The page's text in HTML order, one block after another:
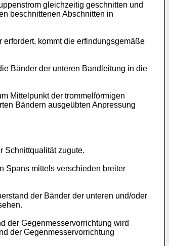
gleichzeitig geschnitten und
beschnittenen Abschnitten in
kommt die erfindungsgemäße
Bänder der unteren Bandleitung in die
Mittelpunkt der trommelförmigen
Bändern ausgeübten Anpressung
Schnittqualität zugute.
Spans mittels verschieden breiter
der Bänder der unteren und/oder
der Gegenmesservorrichtung wird
der Gegenmesservorrichtung